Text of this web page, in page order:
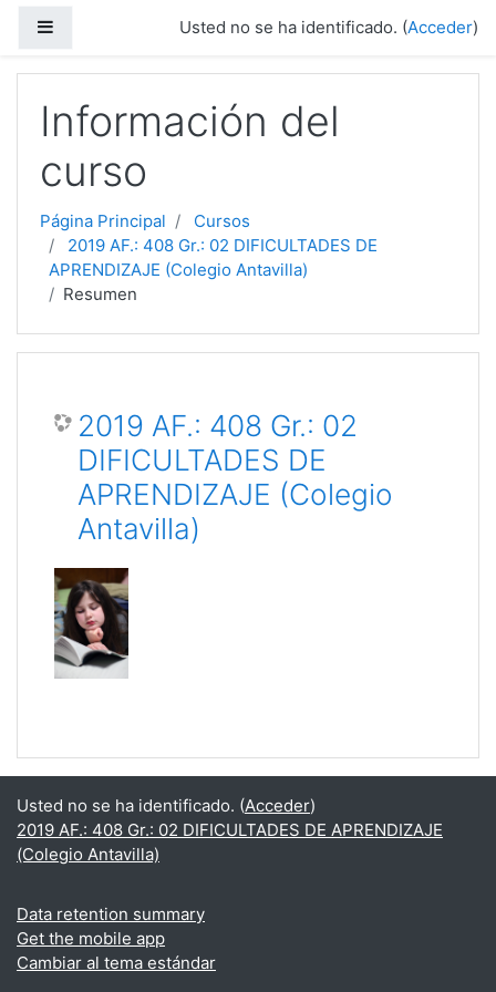
Usted no se ha identificado. (Acceder)
Información del
curso
Página Principal
Cursos
2019 AF.: 408 Gr.: 02 DIFICULTADES DE
APRENDIZAJE (Colegio Antavilla)
Resumen
2019 AF.: 408 Gr.: 02
DIFICULTADES DE
APRENDIZAJE (Colegio
Antavilla)
Usted no se ha identificado. (Acceder)
2019 AF.: 408 Gr.: 02 DIFICULTADES DE APRENDIZAJE
(Colegio Antavilla)
Data retention summary
Get the mobile app
Cambiar al tema estándar